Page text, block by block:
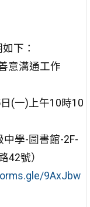
下：
意溝通工作
(一)上午10時10
學-圖書館-2F-
42號）
9AxJbw